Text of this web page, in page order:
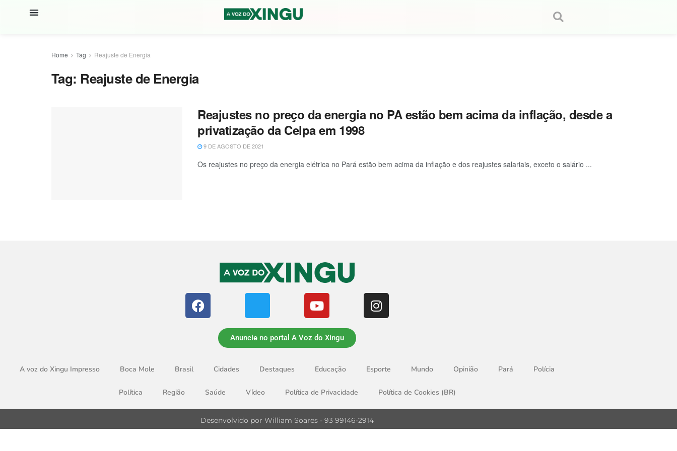
Home Tag Reajuste de Energia
Tag: Reajuste de Energia
Reajustes no preço da energia no PA estão bem acima da inflação, desde a
privatização da Celpa em 1998
9 DE AGOSTO DE 2021
Os reajustes no preço da energia elétrica no Pará estão bem acima da inflação e dos reajustes salariais, exceto o salário ...
Anuncie no portal A Voz do Xingu
A voz do Xingu Impresso Boca Mole Brasil Cidades Destaques Educação Esporte Mundo Opinião Pará Polícia
Política Região Saúde Vídeo Política de Privacidade Política de Cookies (BR)
Desenvolvido por William Soares - 93 99146-2914